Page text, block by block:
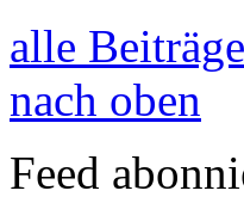
alle
nach oben
Feed